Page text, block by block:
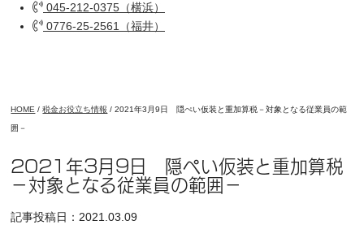
045-212-0375（横浜）
0776-25-2561（福井）
HOME /税金お役立ち情報 /2021年3月9日 隠ぺい仮装と重加算税－対象となる従業員の範
囲－
2021年3月9日 隠ぺい仮装と重加算税
－対象となる従業員の範囲－
記事投稿日：2021.03.09